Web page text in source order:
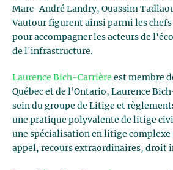
Marc-André Landry, Ouassim
Vautour figurent ainsi parmi les chefs
pour accompagner les acteurs de
de l'infrastructure.
Laurence Bich-Carrière est membre
Québec et de l’Ontario, Laurence
sein du groupe de Litige et
une pratique polyvalente de litige
une spécialisation en litige
appel, recours extraordinaires, droit